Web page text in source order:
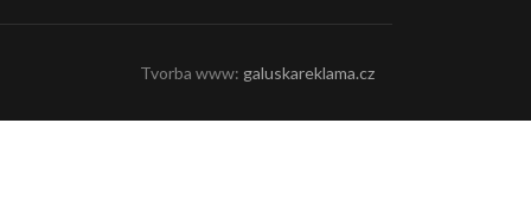
Tvorba www: galuskareklama.cz